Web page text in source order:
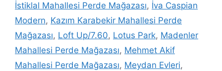
İstiklal Mahallesi Perde Mağazası, İva Caspian
Modern, Kazım Karabekir Mahallesi Perde
Mağazası, Loft Up/7.60, Lotus Park, Madenler
Mahallesi Perde Mağazası, Mehmet Akif
Mahallesi Perde Mağazası, Meydan Evleri,